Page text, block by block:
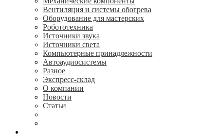
Вентиляция и системы обогрева
Оборудование для мастерских
Робототехника
Источники звука
Источники света
Компьютерные принадлежности
Автоаудиосистемы
Разное
Экспресс-склад
О компании
Новости
Статьи